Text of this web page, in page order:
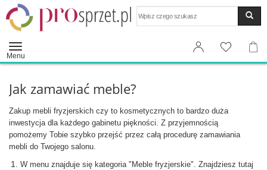
Menu
Jak zamawiać meble?
Zakup mebli fryzjerskich czy to kosmetycznych to bardzo duża
inwestycja dla każdego gabinetu piękności. Z przyjemnością
pomożemy Tobie szybko przejść przez całą procedurę zamawiania
mebli do Twojego salonu.
W menu znajduje się kategoria "Meble fryzjerskie". Znajdziesz tutaj